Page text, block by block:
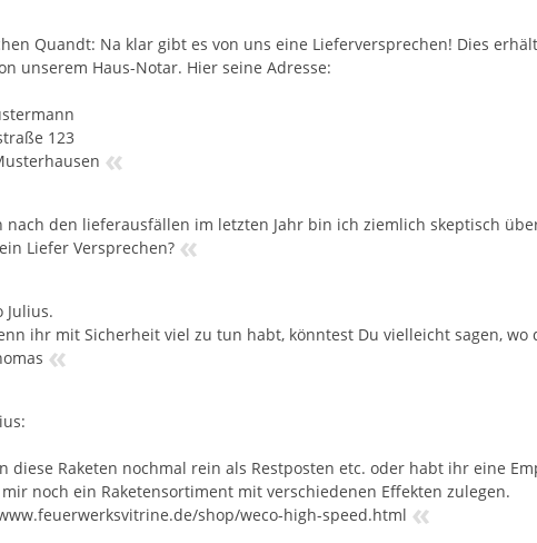
Quandt: Na klar gibt es von uns eine Lieferversprechen! Dies
unserem Haus-Notar. Hier seine Adresse:
123
«
nach den lieferausfällen im letzten Jahr bin ich ziemlich skeptisch
Liefer Versprechen? «
Julius.
ihr mit Sicherheit viel zu tun habt, könntest Du vielleicht sagen, wo
«
diese Raketen nochmal rein als Restposten etc. oder habt ihr eine
noch ein Raketensortiment mit verschiedenen Effekten zulegen.
shop/weco-high-speed.html «